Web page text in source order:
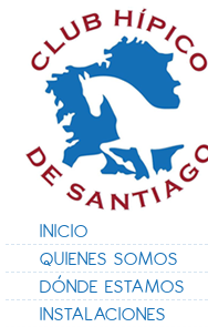
INICIO
QUIENES SOMOS
DÓNDE ESTAMOS
INSTALACIONES